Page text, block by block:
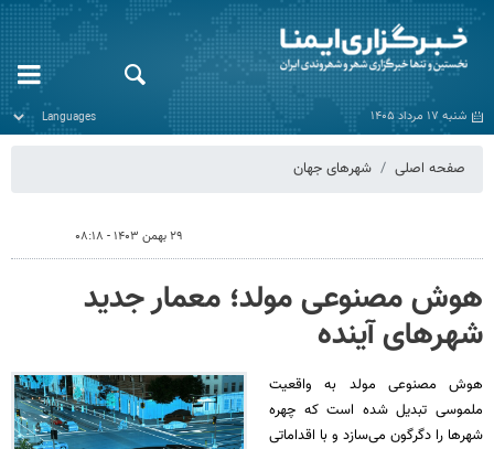
شنبه ۱۷ مرداد ۱۴۰۵
صفحه اصلی شهرهای جهان
۲۹ بهمن ۱۴۰۳ - ۰۸:۱۸
هوش مصنوعی مولد؛ معمار جدید
شهرهای آینده
هوش مصنوعی مولد به واقعیت
ملموسی تبدیل شده است که چهره‌
شهرها را دگرگون می‌سازد و با اقداماتی